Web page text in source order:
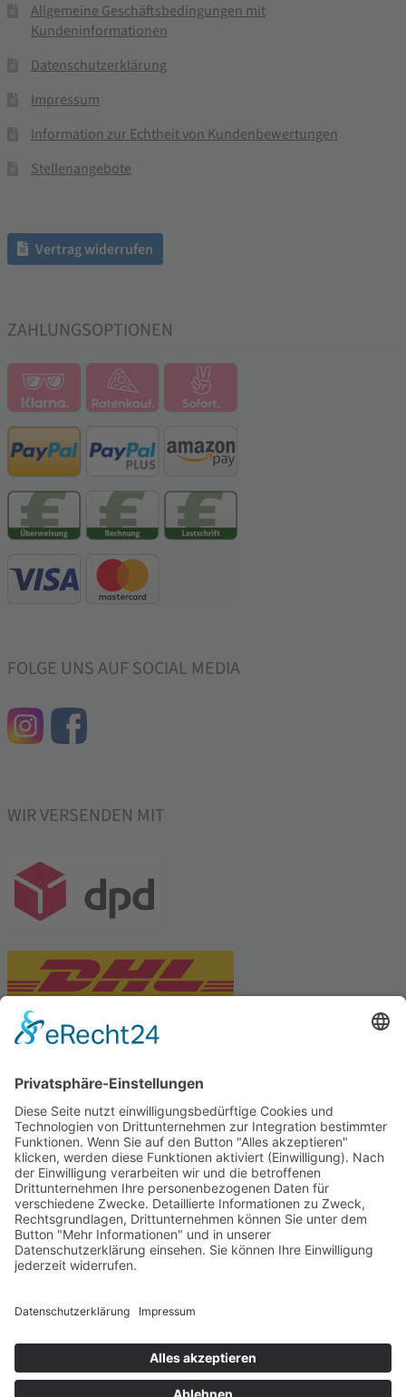
Allgemeine Geschäftsbedingungen mit
Kundeninformationen
Datenschutzerklärung
Impressum
Information zur Echtheit von Kundenbewertungen
Stellenangebote
Vertrag widerrufen
ZAHLUNGSOPTIONEN
FOLGE UNS AUF SOCIAL MEDIA
WIR VERSENDEN MIT
Tekal – Textile Lebensqualität
Exklusive moderne & Orientteppiche
Feuerwerk XXL
Pyrotechnik online bestellen
© Stadtmühle Waldenbuch 2026
und Mühlenprodukte ·
Cookie-Einstellungen
Alle Preise inkl. der gesetzlichen MwSt.
Die durchgestrichenen Preise entsprechen dem bisherigen Preis in